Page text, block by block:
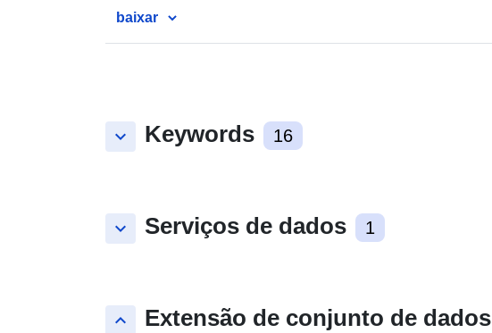
baixar
keyboard_arrow_down Keywords 16
keyboard_arrow_down Serviços de dados 1
keyboard_arrow_up Extensão de conjunto de dados